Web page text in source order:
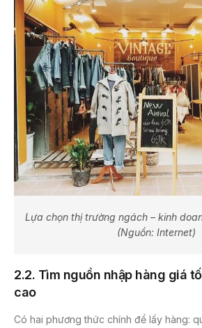
Lựa chọn thị trường ngách – kinh
(Nguồn: Internet)
2.2. Tìm nguồn nhập hàng giá
cao
Có hai phương thức chính để lấy hàng: